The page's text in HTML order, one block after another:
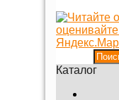
Каталог